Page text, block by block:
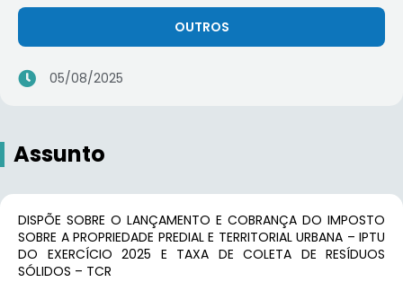
OUTROS
05/08/2025
Assunto
DISPÕE SOBRE O LANÇAMENTO E COBRANÇA DO IMPOSTO
SOBRE A PROPRIEDADE PREDIAL E TERRITORIAL URBANA – IPTU
DO EXERCÍCIO 2025 E TAXA DE COLETA DE RESÍDUOS
SÓLIDOS – TCR